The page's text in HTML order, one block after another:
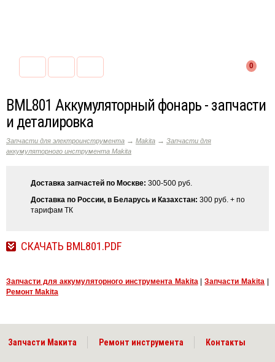
0
BML801 Аккумуляторный фонарь - запчасти
и деталировка
Запчасти для электроинструмента → Makita → Запчасти для
аккумуляторного инструмента Makita
Доставка запчастей по Москве: 300-500 руб.
Доставка по России, в Беларусь и Казахстан: 300 руб. + по
тарифам ТК
СКАЧАТЬ BML801.PDF
Запчасти для аккумуляторного инструмента Makita|Запчасти Makita
Ремонт Makita
Запчасти Макита Ремонт инструмента Контакты